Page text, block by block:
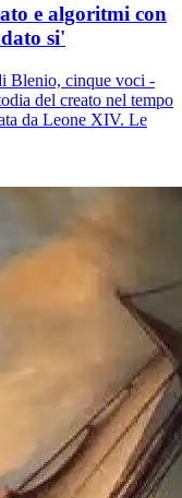
e algoritmi con
si'
Blenio, cinque voci -
del creato nel tempo
da Leone XIV. Le